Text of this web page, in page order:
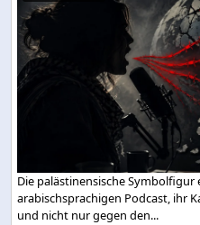
Die palästinensische Symbolfigur
arabischsprachigen Podcast, ihr
und nicht nur gegen den...